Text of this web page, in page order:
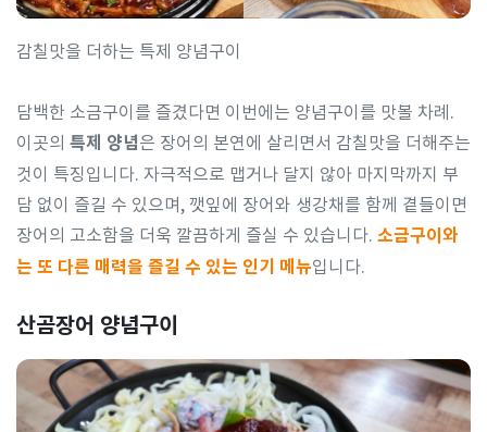
감칠맛을 더하는 특제 양념구이
담백한 소금구이를 즐겼다면 이번에는 양념구이를 맛볼 차례.
이곳의 특제 양념은 장어의 본연에 살리면서 감칠맛을 더해주는
것이 특징입니다. 자극적으로 맵거나 달지 않아 마지막까지 부
담 없이 즐길 수 있으며, 깻잎에 장어와 생강채를 함께 곁들이면
장어의 고소함을 더욱 깔끔하게 즐실 수 있습니다. 소금구이와
는 또 다른 매력을 즐길 수 있는 인기 메뉴입니다.
산곰장어 양념구이